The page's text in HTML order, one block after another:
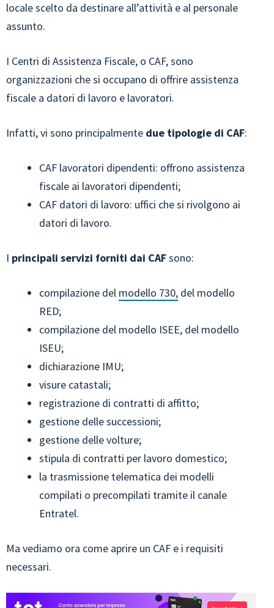
locale scelto da destinare all’attività e al personale
assunto.
I Centri di Assistenza Fiscale, o CAF, sono
organizzazioni che si occupano di offrire assistenza
fiscale a datori di lavoro e lavoratori.
Infatti, vi sono principalmente due tipologie di CAF:
CAF lavoratori dipendenti: offrono assistenza
fiscale ai lavoratori dipendenti;
CAF datori di lavoro: uffici che si rivolgono ai
datori di lavoro.
I principali servizi forniti dai CAFsono:
compilazione del modello 730, del modello
RED;
compilazione del modello ISEE, del modello
ISEU;
dichiarazione IMU;
visure catastali;
registrazione di contratti di affitto;
gestione delle successioni;
gestione delle volture;
stipula di contratti per lavoro domestico;
la trasmissione telematica dei modelli
compilati o precompilati tramite il canale
Entratel.
Ma vediamo ora come aprire un CAF e i requisiti
necessari.